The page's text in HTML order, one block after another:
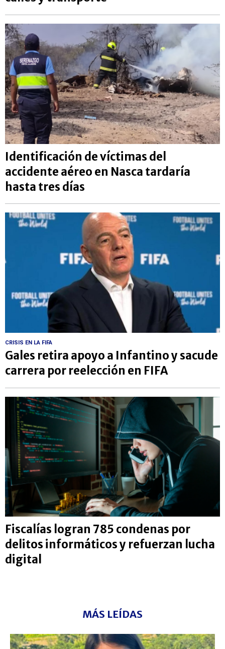
Identificación de víctimas del
accidente aéreo en Nasca tardaría
hasta tres días
CRISIS EN LA FIFA
Gales retira apoyo a Infantino y sacude
carrera por reelección en FIFA
Fiscalías logran 785 condenas por
delitos informáticos y refuerzan lucha
digital
MÁS LEÍDAS